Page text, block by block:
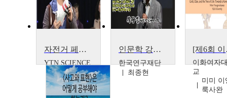
자전거 페달 제2의 변화가 시작된다! 해병대 출신 1인 기업가! 최진영, 트러스트리 대표
YTN SCIENCE
인문학 강좌_특별강좌 2회_서울로 가는 길
한국연구재단
최종현
[제6회
이화여자
교
미미 이
룩사완